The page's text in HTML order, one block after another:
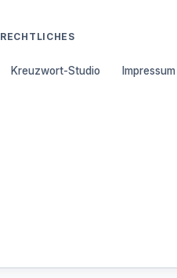
RECHTLICHES
Kreuzwort-Studio Impressum